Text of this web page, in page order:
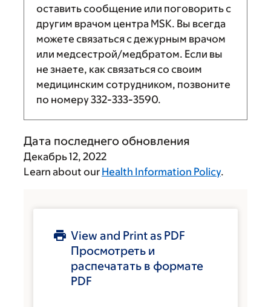
оставить сообщение или поговорить с
другим врачом центра MSK. Вы всегда
можете связаться с дежурным врачом
или медсестрой/медбратом. Если вы
не знаете, как связаться со своим
медицинским сотрудником, позвоните
по номеру332-333-3590.
Дата последнего обновления
Декабрь 12, 2022
Learn about our Health Information Policy.
View and Print as PDF
Просмотреть и
распечатать в формате
PDF